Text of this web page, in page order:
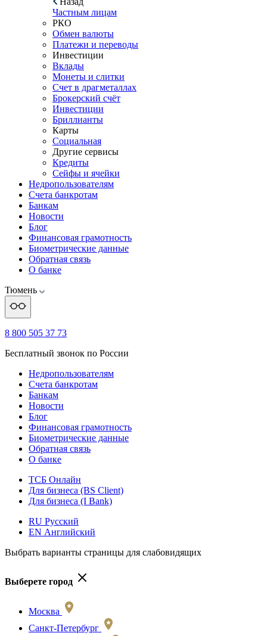
Частным лицам
РКО
Обмен валюты
Платежи и переводы
Инвестиции
Вклады
Монеты и слитки
Счет в драгметаллах
Брокерский счёт
Инвестиции
Бриллианты
Карты
Социальная
Другие сервисы
Кредиты
Сейфы и ячейки
Недропользователям
Счета банкротам
Банкам
Новости
Блог
Финансовая грамотность
Биометрические данные
Обратная связь
О банке
Тюмень
8 800 505 37 73
Бесплатный звонок по России
Недропользователям
Счета банкротам
Банкам
Новости
Блог
Финансовая грамотность
Биометрические данные
Обратная связь
О банке
ТСБ Онлайн
Для бизнеса (BS Client)
Для бизнеса (I Bank)
RU Русский
EN Английский
Выбрать варианты страницы для слабовидящих
Выберете город
Москва
Санкт-Петербург